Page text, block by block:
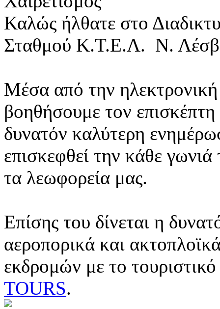
Καλώς ήλθατε στο
Σταθμού Κ.Τ.Ε.Λ. Ν.
Μέσα από την ηλεκτρονική
βοηθήσουμε τον
δυνατόν καλύτερη
επισκεφθεί την κάθε
τα λεωφορεία μας.
Επίσης του δίνεται η
αεροπορικά και
εκδρομών με το
TOURS.